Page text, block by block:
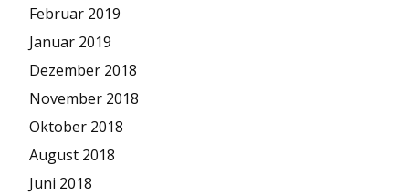
Februar 2019
Januar 2019
Dezember 2018
November 2018
Oktober 2018
August 2018
Juni 2018